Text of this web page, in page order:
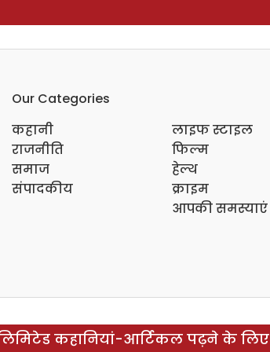
Our Categories
कहानी
राजनीति
समाज
संपादकीय
लाइफ स्टाइल
फिल्म
हेल्थ
क्राइम
आपकी समस्याएं
कहानियां-आर्टिकल पढ़ने के लिए